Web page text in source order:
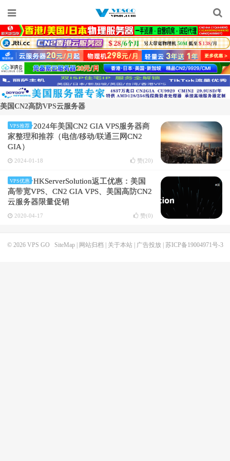
美国CN2高防VPS云服务器
VPS推荐
2024年美国CN2 GIA VPS服务器商
家整理和推荐（电信/移动/联通三网CN2
GIA）
2024-01-18 赞(20)
VPS优惠
HKServerSolution返工优惠：美国
高带宽VPS、CN2 GIA VPS、美国高防CN2
云服务器限量促销
2020-04-17 赞(0)
© 2026 VPS GO SiteMap| 网站归档 关于本站| 广告投放| 苏ICP备19004971号-3